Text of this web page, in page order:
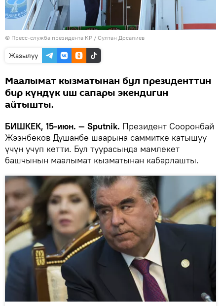
© Пресс-служба президента КР / Султан Досалиев
Жазылуу
Маалымат кызматынан бул президенттин
бир күндүк иш сапары экендигин
айтышты.
БИШКЕК, 15-июн. — Sputnik. Президент Сооронбай
Жээнбеков Душанбе шаарына саммитке катышуу
үчүн учуп кетти. Бул туурасында мамлекет
башчынын маалымат кызматынан кабарлашты.